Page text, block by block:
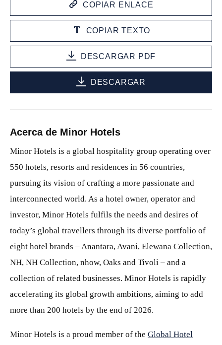
COPIAR ENLACE
COPIAR TEXTO
DESCARGAR PDF
DESCARGAR
Acerca de Minor Hotels
Minor Hotels is a global hospitality group operating over
550 hotels, resorts and residences in 56 countries,
pursuing its vision of crafting a more passionate and
interconnected world. As a hotel owner, operator and
investor, Minor Hotels fulfils the needs and desires of
today’s global travellers through its diverse portfolio of
eight hotel brands – Anantara, Avani, Elewana Collection,
NH, NH Collection, nhow, Oaks and Tivoli – and a
collection of related businesses. Minor Hotels is rapidly
accelerating its global growth ambitions, aiming to add
more than 200 hotels by the end of 2026.
Minor Hotels is a proud member of the Global Hotel